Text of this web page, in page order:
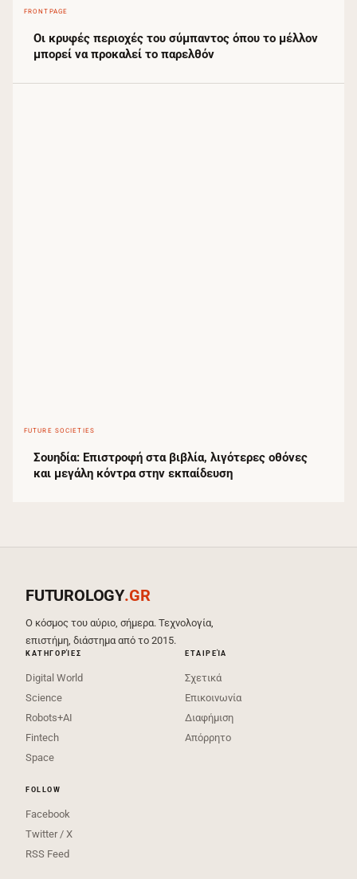
FRONTPAGE
Οι κρυφές περιοχές του σύμπαντος όπου το μέλλον
μπορεί να προκαλεί το παρελθόν
FUTURE SOCIETIES
Σουηδία: Επιστροφή στα βιβλία, λιγότερες οθόνες
και μεγάλη κόντρα στην εκπαίδευση
FUTUROLOGY.GR
Ο κόσμος του αύριο, σήμερα. Τεχνολογία,
επιστήμη, διάστημα από το 2015.
ΚΑΤΗΓΟΡΊΕΣ
Digital World
Science
Robots+AI
Fintech
Space
ΕΤΑΙΡΕΊΑ
Σχετικά
Επικοινωνία
Διαφήμιση
Απόρρητο
FOLLOW
Facebook
Twitter / X
RSS Feed